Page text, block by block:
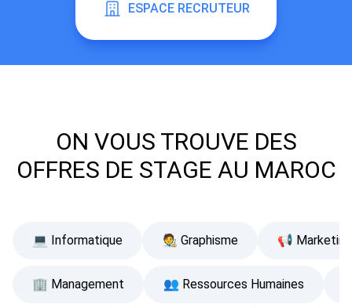
ESPACE RECRUTEUR
ON VOUS TROUVE DES
OFFRES DE STAGE AU MAROC
💻 Informatique 🧑‍🎨 Graphisme 📢 Marketing
🏢 Management 👥 Ressources Humaines